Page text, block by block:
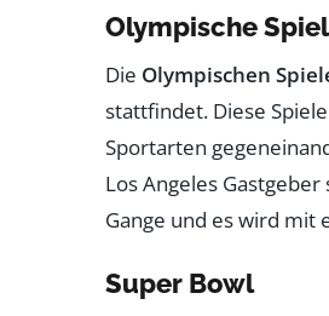
Olympische
Die Olympischen
stattfindet. Diese
Sportarten
Los Angeles
Gange und es wird mit
Super Bowl